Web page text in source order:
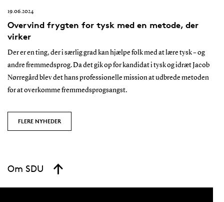
19.06.2024
Overvind frygten for tysk med en metode, der
virker
Der er en ting, der i særlig grad kan hjælpe folk med at lære tysk – og
andre fremmedsprog. Da det gik op for kandidat i tysk og idræt Jacob
Nørregård blev det hans professionelle mission at udbrede metoden
for at overkomme fremmedsprogsangst.
FLERE NYHEDER
Om SDU